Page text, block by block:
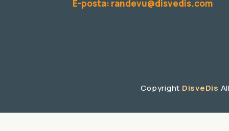
E-posta: randevu@disvedis.com
Copyright DisveDis